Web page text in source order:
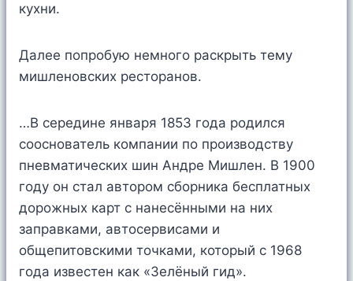
кухни.
Далее попробую немного раскрыть тему
мишленовских ресторанов.
…В середине января 1853 года родился
сооснователь компании по производству
пневматических шин Андре Мишлен. В 1900
году он стал автором сборника бесплатных
дорожных карт с нанесёнными на них
заправками, автосервисами и
общепитовскими точками, который с 1968
года известен как «Зелёный гид».